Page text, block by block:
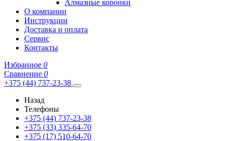
Алмазные коронки
О компании
Инструкции
Доставка и оплата
Сервис
Контакты
Избранное 0
Сравнение 0
+375 (44) 737-23-38
Назад
Телефоны
+375 (44) 737-23-38
+375 (33) 335-64-70
+375 (17) 510-64-70